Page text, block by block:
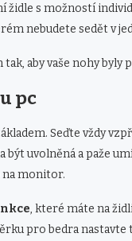
židle s možností
nebudete sedět v
tak, aby vaše nohy
pc
Seďte vždy
být uvolněná a paže
monitor.
, které máte na
pro bedra